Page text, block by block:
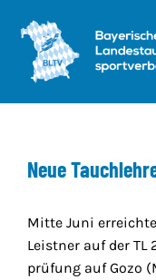
content
News
Ausschreibungen
Downloads
Neue
Mitte Juni
Leistner auf der
prüfung auf Gozo